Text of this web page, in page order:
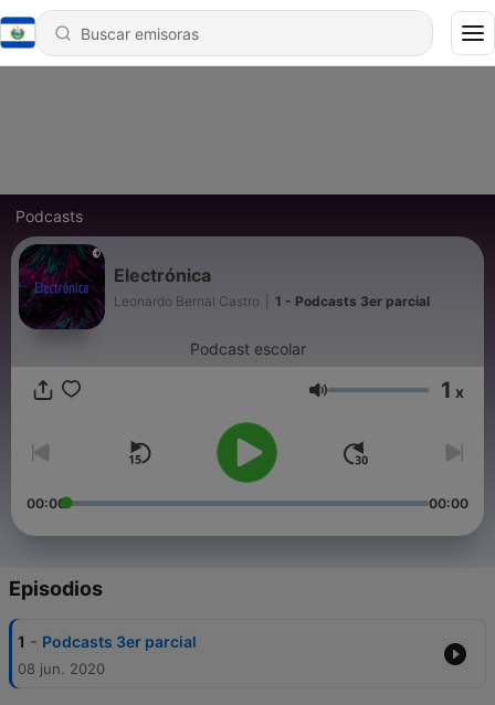
Podcasts
Electrónica
Leonardo Bernal Castro 1 - Podcasts 3er parcial
Podcast escolar
Volumen 1 x
00:00 00:00
Episodios
1 - Podcasts 3er parcial
08 jun. 2020